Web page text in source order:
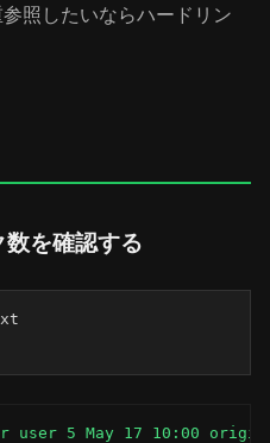
照したいならハードリン
を確認する
user 5 May 17 10:00